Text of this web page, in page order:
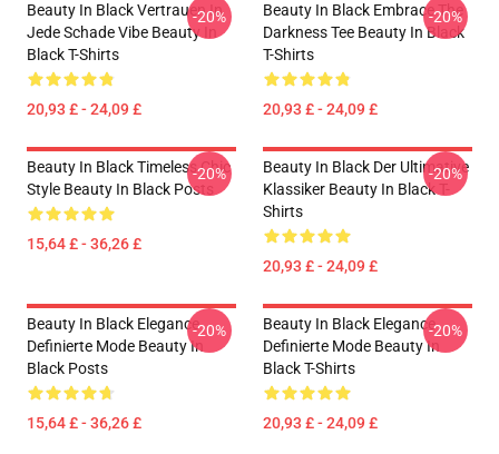
Beauty In Black Vertrauen In
Jede Schade Vibe Beauty In
Black T-Shirts
20,93 £ - 24,09 £
-20%
Beauty In Black Embrace The
Darkness Tee Beauty In Black
T-Shirts
20,93 £ - 24,09 £
-20%
Beauty In Black Timeless Chic
Style Beauty In Black Posts
15,64 £ - 36,26 £
-20%
Beauty In Black Der Ultimative
Klassiker Beauty In Black T-
Shirts
20,93 £ - 24,09 £
-20%
Beauty In Black Elegance
Definierte Mode Beauty In
Black Posts
15,64 £ - 36,26 £
-20%
Beauty In Black Elegance
Definierte Mode Beauty In
Black T-Shirts
20,93 £ - 24,09 £
-20%